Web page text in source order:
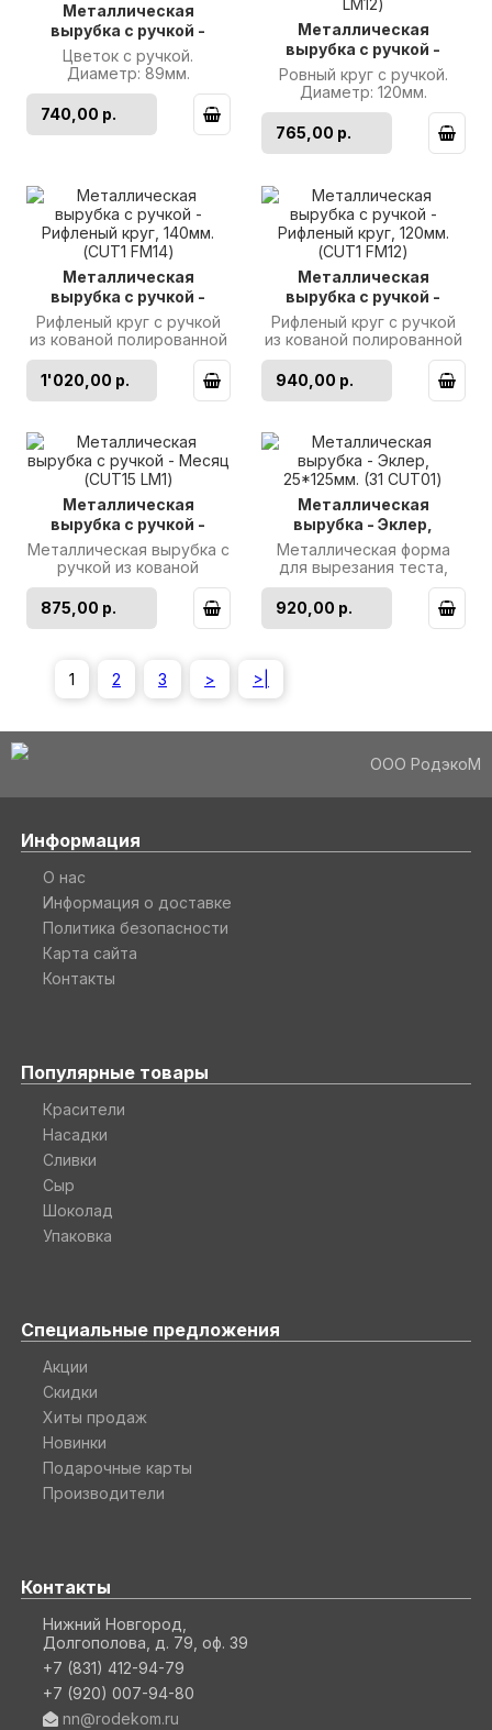
Металлическая
вырубка с ручкой -
Цветок (CUT12 LM1)
Цветок с ручкой.
Диаметр: 89мм.
Производитель: Martellato
740,00 р.
Металлическая
вырубка с ручкой -
Ровный круг, 120мм.
(CUT1 LM12)
Ровный круг с ручкой.
Диаметр: 120мм.
Производитель: Martellato
765,00 р.
Металлическая
вырубка с ручкой -
Рифленый круг, 140мм.
(CUT1 FM14)
Рифленый круг с ручкой
из кованой полированной
нержавеющей стали.
Диаметр: 140мм.
Производител..
1'020,00 р.
Металлическая
вырубка с ручкой -
Рифленый круг, 120мм.
(CUT1 FM12)
Рифленый круг с ручкой
из кованой полированной
нержавеющей стали.
Диаметр: 120мм.
Производител..
940,00 р.
Металлическая
вырубка с ручкой -
Месяц (CUT15 LM1)
Металлическая вырубка с
ручкой из кованой
полированной
нержавеющей стали.
Диаметр: 100мм. Высо..
875,00 р.
Металлическая
вырубка - Эклер,
25*125мм. (31 CUT01)
Металлическая форма
для вырезания теста,
мастики или шоколада,
изготовленная из кованой
полирова..
920,00 р.
1 2 3 > >|
ООО РодэкоМ
Информация
О нас
Информация о доставке
Политика безопасности
Карта сайта
Контакты
Популярные товары
Красители
Насадки
Сливки
Сыр
Шоколад
Упаковка
Специальные предложения
Акции
Скидки
Хиты продаж
Новинки
Подарочные карты
Производители
Контакты
Нижний Новгород,
Долгополова, д. 79, оф. 39
+7 (831) 412-94-79
+7 (920) 007-94-80
nn@rodekom.ru